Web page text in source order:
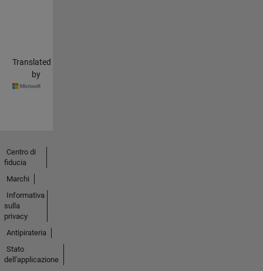
Translated
by
Centro di
fiducia
Marchi
Informativa
sulla
privacy
Antipirateria
Stato
dell'applicazione